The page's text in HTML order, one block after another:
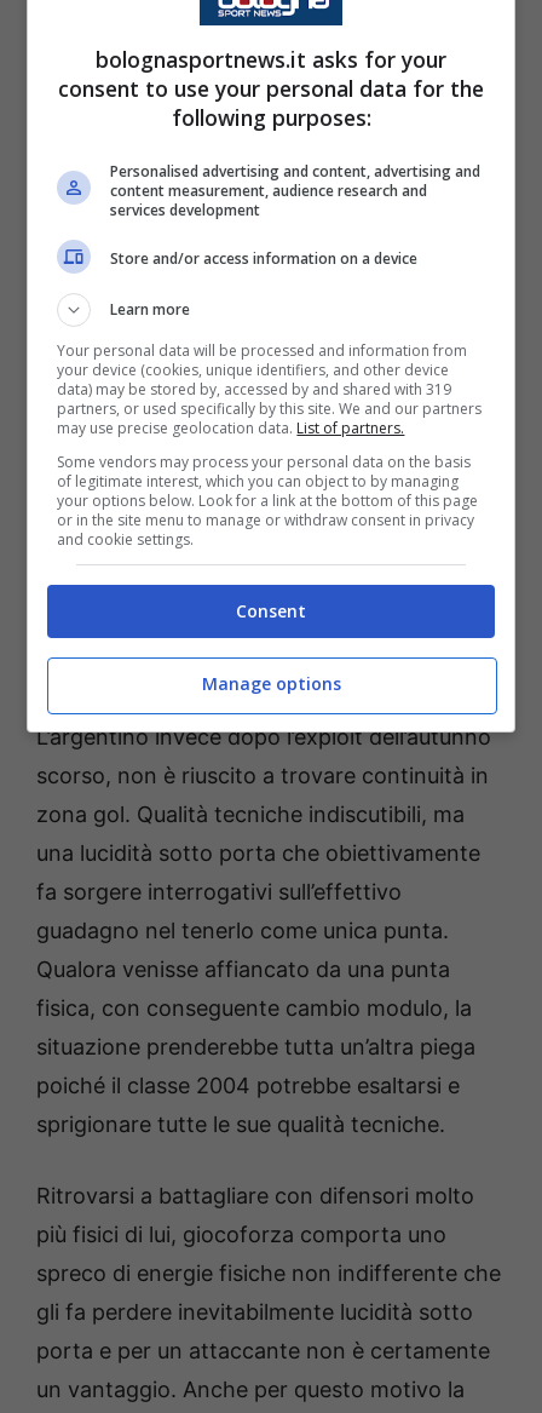
modo di vedere, fanno pendere l’ago della
bilancio verso l’inglese. Esterni con questa
qualità e potenza sono ormai merce rara e la
crescita poderosa del classe 2003 fa pensare
che sotto i Portici non è stato ancora
espresso tutto il suo potenziale.
Il numero 11 rappresenta il prototipo del
calciatore moderno: rapido, brevilineo,
tecnico e nell’ultimo periodo anche cinico,
qualità indispensabili per una squadra con
ambizioni europee. Cercare un giocatore di
questo livello sul mercato per ilBologna
potrebbe essere maggiormente complicato
rispetto a una punta centrale.
Castro: il salto di qualità non è
arrivato
L’argentino invece dopo l’exploit dell’autunno
scorso, non è riuscito a trovare continuità in
zona gol. Qualità tecniche indiscutibili, ma
una lucidità sotto porta che obiettivamente
fa sorgere interrogativi sull’effettivo
guadagno nel tenerlo come unica punta.
Qualora venisse affiancato da una punta
fisica, con conseguente cambio modulo, la
situazione prenderebbe tutta un’altra piega
poiché il classe 2004 potrebbe esaltarsi e
sprigionare tutte le sue qualità tecniche.
Ritrovarsi a battagliare con difensori molto
più fisici di lui, giocoforza comporta uno
spreco di energie fisiche non indifferente che
gli fa perdere inevitabilmente lucidità sotto
porta e per un attaccante non è certamente
un vantaggio. Anche per questo motivo la
bolognasportnews.it asks for your
consent to use your personal data for the
following purposes:
Personalised advertising and content, advertising and
content measurement, audience research and
services development
Store and/or access information on a device
Learn more
Your personal data will be processed and information from
your device (cookies, unique identifiers, and other device
data) may be stored by, accessed by and shared with 319
partners, or used specifically by this site. We and our partners
may use precise geolocation data. List of partners.
Some vendors may process your personal data on the basis
of legitimate interest, which you can object to by managing
your options below. Look for a link at the bottom of this page
or in the site menu to manage or withdraw consent in privacy
and cookie settings.
Consent
Manage options